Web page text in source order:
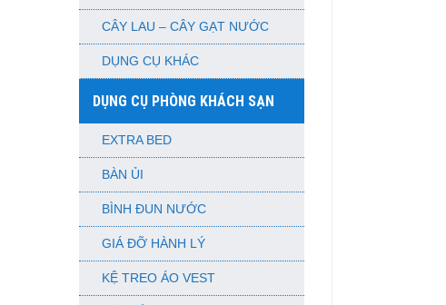
CÂY LAU – CÂY GẠT NƯỚC
DỤNG CỤ KHÁC
DỤNG CỤ PHÒNG KHÁCH SẠN
EXTRA BED
BÀN ỦI
BÌNH ĐUN NƯỚC
GIÁ ĐỠ HÀNH LÝ
KỆ TREO ÁO VEST